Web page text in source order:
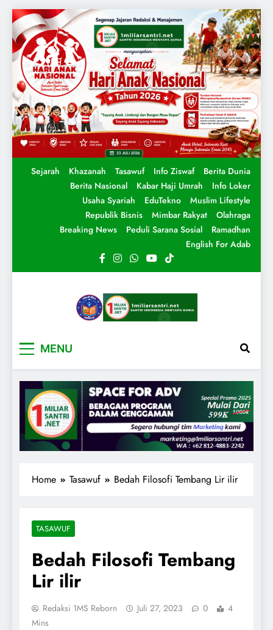
Sejarah Khazanah Tasawuf Info Ziswaf
Berita Dunia
Berita Nasional
Kabar Haji Umrah
Info Loker
Usaha Syariah
EduTekno
Muslim Lifestyle
Republik Bisnis
Mimbar Rakyat
Olahraga
Breaking News
Peduli Sarana Sosial
Ramadhan
English For Adab
MENU
Home Tasawuf Bedah Filosofi Tembang Lir ilir
TASAWUF
Bedah Filosofi Tembang
Lir ilir
Redaksi 1MS Reborn Juli 27, 2023 0
4
Mins